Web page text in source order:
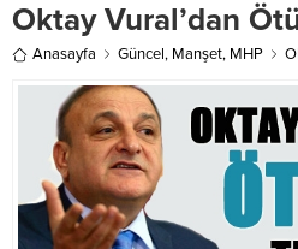
Oktay Vural’dan
Anasayfa Güncel, Manşet, MHP